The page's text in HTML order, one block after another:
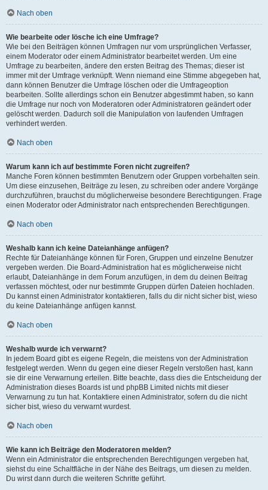
Nach oben
Wie bearbeite oder lösche ich eine Umfrage?
Wie bei den Beiträgen können Umfragen nur vom ursprünglichen Verfasser,
einem Moderator oder einem Administrator bearbeitet werden. Um eine
Umfrage zu bearbeiten, ändere den ersten Beitrag des Themas; dieser ist
immer mit der Umfrage verknüpft. Wenn niemand eine Stimme abgegeben hat,
dann können Benutzer die Umfrage löschen oder die Umfrageoption
bearbeiten. Sollte allerdings schon ein Benutzer abgestimmt haben, so kann
die Umfrage nur noch von Moderatoren oder Administratoren geändert oder
gelöscht werden. Dadurch soll die Manipulation von laufenden Umfragen
verhindert werden.
Nach oben
Warum kann ich auf bestimmte Foren nicht zugreifen?
Manche Foren können bestimmten Benutzern oder Gruppen vorbehalten sein.
Um diese einzusehen, Beiträge zu lesen, zu schreiben oder andere Vorgänge
durchzuführen, brauchst du möglicherweise besondere Berechtigungen. Frage
einen Moderator oder Administrator nach entsprechenden Berechtigungen.
Nach oben
Weshalb kann ich keine Dateianhänge anfügen?
Rechte für Dateianhänge können für Foren, Gruppen und einzelne Benutzer
vergeben werden. Die Board-Administration hat es möglicherweise nicht
erlaubt, Dateianhänge in dem Forum anzufügen, in dem du deinen Beitrag
verfassen möchtest, oder nur bestimmte Gruppen dürfen Dateien hochladen.
Du kannst einen Administrator kontaktieren, falls du dir nicht sicher bist, wieso
du keine Dateianhänge anfügen kannst.
Nach oben
Weshalb wurde ich verwarnt?
In jedem Board gibt es eigene Regeln, die meistens von der Administration
festgelegt werden. Wenn du gegen eine dieser Regeln verstoßen hast, kann
sie dir eine Verwarnung erteilen. Bitte beachte, dass dies die Entscheidung der
Administration dieses Boards ist und phpBB Limited nichts mit dieser
Verwarnung zu tun hat. Kontaktiere einen Administrator, sofern du die nicht
sicher bist, wieso du verwarnt wurdest.
Nach oben
Wie kann ich Beiträge den Moderatoren melden?
Wenn ein Administrator die entsprechenden Berechtigungen vergeben hat,
siehst du eine Schaltfläche in der Nähe des Beitrags, um diesen zu melden.
Du wirst dann durch die weiteren Schritte geführt.